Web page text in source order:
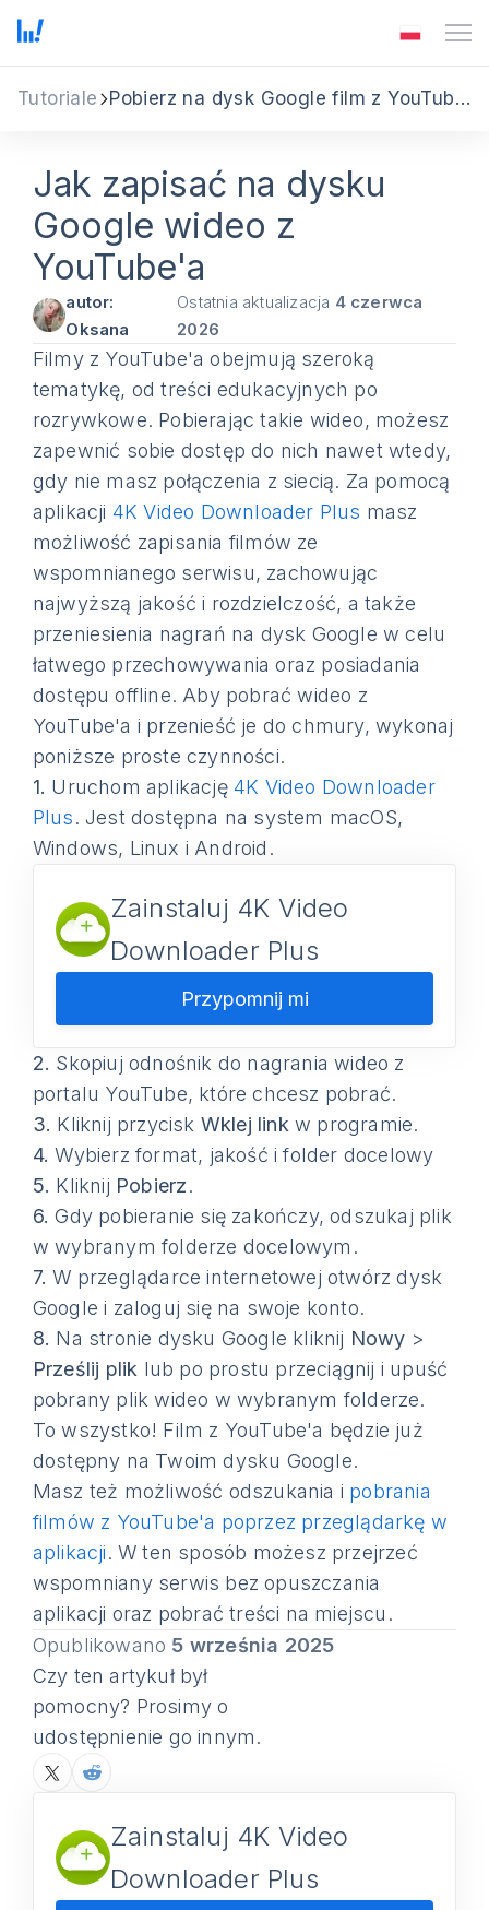
Tutoriale Pobierz na dysk Google film z YouTube'a
Jak zapisać na dysku
Google wideo z
YouTube'a
autor:
Oksana
Ostatnia aktualizacja 4 czerwca
2026
Filmy z YouTube'a obejmują szeroką
tematykę, od treści edukacyjnych po
rozrywkowe. Pobierając takie wideo, możesz
zapewnić sobie dostęp do nich nawet wtedy,
gdy nie masz połączenia z siecią. Za pomocą
aplikacji 4K Video Downloader Plus masz
możliwość zapisania filmów ze
wspomnianego serwisu, zachowując
najwyższą jakość i rozdzielczość, a także
przeniesienia nagrań na dysk Google w celu
łatwego przechowywania oraz posiadania
dostępu offline. Aby pobrać wideo z
YouTube'a i przenieść je do chmury, wykonaj
poniższe proste czynności.
1. Uruchom aplikację4K Video Downloader
Plus. Jest dostępna na system macOS,
Windows, Linux i Android.
Zainstaluj 4K Video
Downloader Plus
Przypomnij mi
2. Skopiuj odnośnik do nagrania wideo z
portalu YouTube, które chcesz pobrać.
3. Kliknij przycisk Wklej link w programie.
4. Wybierz format, jakość i folder docelowy
5. Kliknij Pobierz.
6. Gdy pobieranie się zakończy, odszukaj plik
w wybranym folderze docelowym.
7. W przeglądarce internetowej otwórz dysk
Google i zaloguj się na swoje konto.
8. Na stronie dysku Google kliknij Nowy >
Prześlij plik lub po prostu przeciągnij i upuść
pobrany plik wideo w wybranym folderze.
To wszystko! Film z YouTube'a będzie już
dostępny na Twoim dysku Google.
Masz też możliwość odszukania i pobrania
filmów z YouTube'a poprzez przeglądarkę w
aplikacji. W ten sposób możesz przejrzeć
wspomniany serwis bez opuszczania
aplikacji oraz pobrać treści na miejscu.
Opublikowano 5 września 2025
Czy ten artykuł był
pomocny? Prosimy o
udostępnienie go innym.
Zainstaluj 4K Video
Downloader Plus